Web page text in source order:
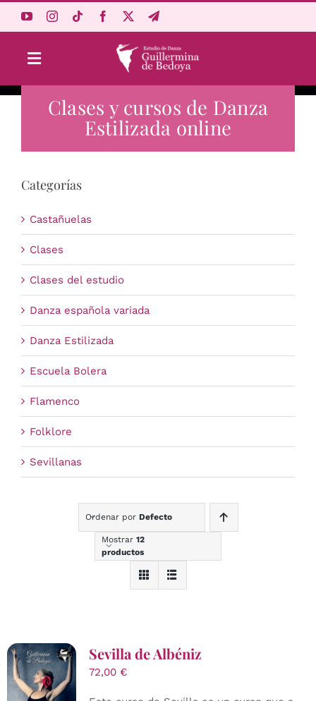
Toggle
Navigation
Aprende Online
Estudio
Carrito
Clases y cursos de Danza
Estilizada online
Categorías
Castañuelas
Clases
Clases del estudio
Danza española variada
Danza Estilizada
Escuela Bolera
Flamenco
Folklore
Sevillanas
Ordenar por Defecto
Mostrar 12
productos
Sevilla de Albéniz
72,00 €